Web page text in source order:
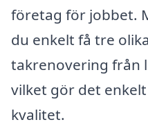
företag för jobbet.
du enkelt få tre
takrenovering från
vilket gör det
kvalitet.